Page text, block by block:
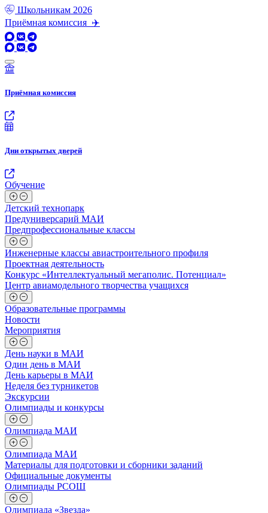
Школьникам 2026
Приёмная комиссия ✈️
Приёмная комиссия
Дни открытых дверей
Обучение
Детский технопарк
Предуниверсарий МАИ
Предпрофессиональные классы
Инженерные классы авиастроительного профиля
Проектная деятельность
Конкурс «Интеллектуальный мегаполис. Потенциал»
Центр авиамодельного творчества учащихся
Образовательные программы
Новости
Мероприятия
День науки в МАИ
Один день в МАИ
День карьеры в МАИ
Неделя без турникетов
Экскурсии
Олимпиады и конкурсы
Олимпиада МАИ
Олимпиада МАИ
Материалы для подготовки и сборники заданий
Официальные документы
Олимпиады РСОШ
Олимпиада «Звезда»